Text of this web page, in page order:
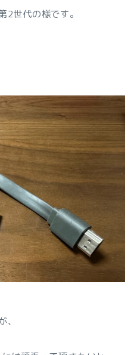
2世代の様です。